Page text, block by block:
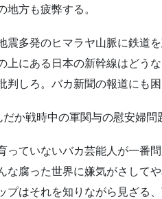
地方も疲弊する。
震多発のヒマラヤ山脈に鉄道
上にある日本の新幹線はどう
しろ。バカ新聞の報道にも困
か戦時中の軍関与の慰安婦問
っていないバカ芸能人が一番
な腐った世界に嫌気がさして
プはそれを知りながら見ざる